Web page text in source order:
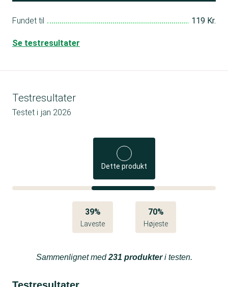
Fundet til 119 Kr.
Se testresultater
Testresultater
Testet i jan 2026
Dette produkt
39%
Laveste
70%
Højeste
Sammenlignet med231 produkteri testen.
Testresultater